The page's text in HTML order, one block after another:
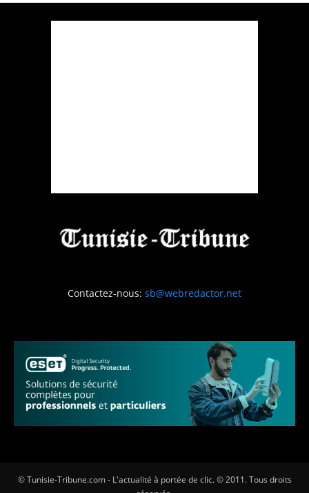
Contactez-nous: sb@webredactor.net
© Tunisie-Tribune.com - L'actualité à portée de clic. © 2011. Tous droits